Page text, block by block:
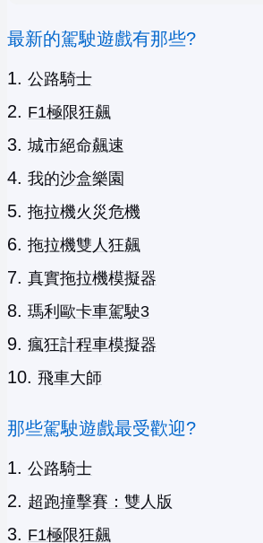
最新的駕駛遊戲有那些?
公路騎士
F1極限狂飆
城市絕命飆速
我的沙盒樂園
拖拉機火災危機
拖拉機雙人狂飆
真實拖拉機模擬器
瑪利歐卡車駕駛3
瘋狂計程車模擬器
飛車大師
那些駕駛遊戲最受歡迎?
公路騎士
超跑撞擊賽：雙人版
F1極限狂飆